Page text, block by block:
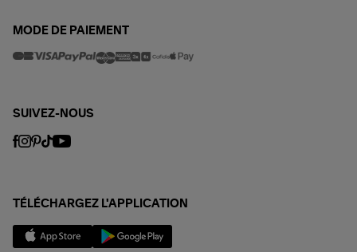
MODE DE PAIEMENT
SUIVEZ-NOUS
TÉLÉCHARGEZ L'APPLICATION